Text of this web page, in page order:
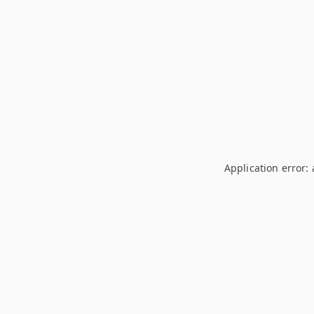
Application error: